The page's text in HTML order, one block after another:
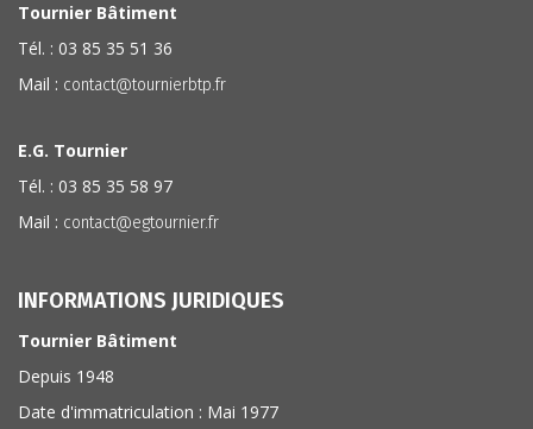
Tournier Bâtiment
Tél. : 03 85 35 51 36
Mail : contact@tournierbtp.fr
E.G. Tournier
Tél. : 03 85 35 58 97
Mail : contact@egtournier.fr
INFORMATIONS JURIDIQUES
Tournier Bâtiment
Depuis 1948
Date d'immatriculation : Mai 1977